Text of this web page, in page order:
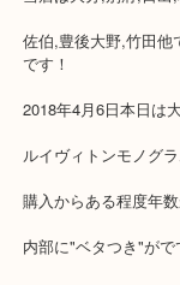
全て
ブランド ル
Louis Vuitton ルイ
です！
2018年4月6日本日